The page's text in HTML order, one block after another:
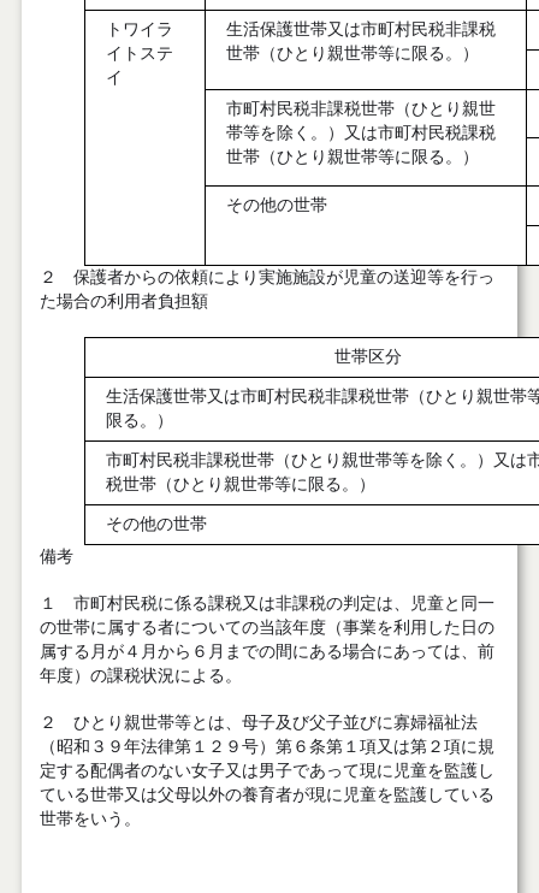
トワイラ
イトステ
イ
生活保護世帯又は市町村民税非課税
世帯（ひとり親世帯等に限る。）
市町村民税非課税世帯（ひとり親世
帯等を除く。）又は市町村民税課税
世帯（ひとり親世帯等に限る。）
その他の世帯
２ 保護者からの依頼により実施施設が児童の送迎等を行っ
た場合の利用者負担額
世帯区分
生活保護世帯又は市町村民税非課税世帯（ひとり親世帯
限る。）
市町村民税非課税世帯（ひとり親世帯等を除く。）又は
税世帯（ひとり親世帯等に限る。）
その他の世帯
備考
１ 市町村民税に係る課税又は非課税の判定は、児童と同一
の世帯に属する者についての当該年度（事業を利用した日の
属する月が４月から６月までの間にある場合にあっては、前
年度）の課税状況による。
２ ひとり親世帯等とは、母子及び父子並びに寡婦福祉法
（昭和３９年法律第１２９号）第６条第１項又は第２項に規
定する配偶者のない女子又は男子であって現に児童を監護し
ている世帯又は父母以外の養育者が現に児童を監護している
世帯をいう。